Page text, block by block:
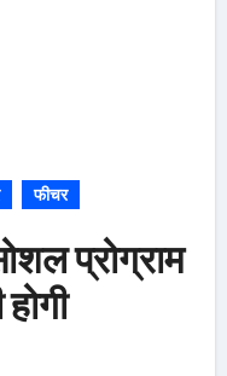
फीचर
प्रोग्राम